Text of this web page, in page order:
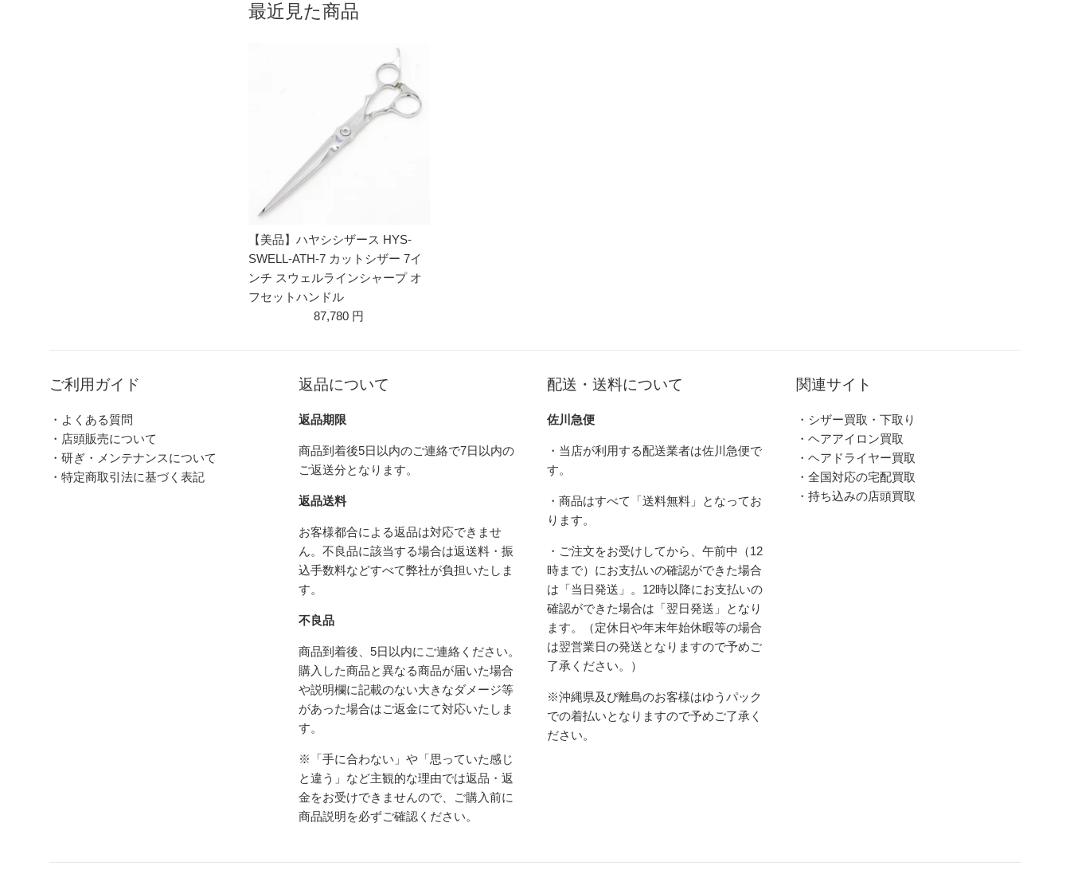
最近見た商品
【美品】ハヤシシザース HYS-
SWELL-ATH-7 カットシザー 7イ
ンチ スウェルラインシャープ オ
フセットハンドル
87,780 円
ご利用ガイド
・よくある質問
・店頭販売について
・研ぎ・メンテナンスについて
・特定商取引法に基づく表記
返品について
返品期限
商品到着後5日以内のご連絡で7日以内の
ご返送分となります。
返品送料
お客様都合による返品は対応できませ
ん。不良品に該当する場合は返送料・振
込手数料などすべて弊社が負担いたしま
す。
不良品
商品到着後、5日以内にご連絡ください。
購入した商品と異なる商品が届いた場合
や説明欄に記載のない大きなダメージ等
があった場合はご返金にて対応いたしま
す。
※「手に合わない」や「思っていた感じ
と違う」など主観的な理由では返品・返
金をお受けできませんので、ご購入前に
商品説明を必ずご確認ください。
配送・送料について
佐川急便
・当店が利用する配送業者は佐川急便で
す。
・商品はすべて「送料無料」となってお
ります。
・ご注文をお受けしてから、午前中（12
時まで）にお支払いの確認ができた場合
は「当日発送」。12時以降にお支払いの
確認ができた場合は「翌日発送」となり
ます。（定休日や年末年始休暇等の場合
は翌営業日の発送となりますので予めご
了承ください。）
※沖縄県及び離島のお客様はゆうパック
での着払いとなりますので予めご了承く
ださい。
関連サイト
・シザー買取・下取り
・ヘアアイロン買取
・ヘアドライヤー買取
・全国対応の宅配買取
・持ち込みの店頭買取